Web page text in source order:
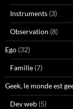
Instruments (3)
Observation (8)
Ego (32)
Famille (7)
Geek, le monde est
Dev web (5)